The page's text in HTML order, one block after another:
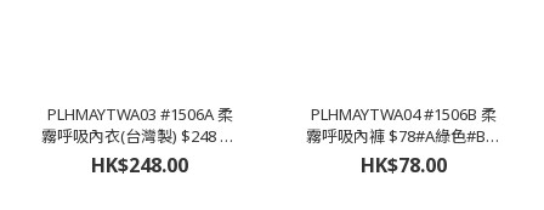
PLHMAYTWA03 #1506A 柔
霧呼吸內衣(台灣製) $248 #A
綠色#B藍色#C芋頭#D膚色
#32-46 D-H罩杯
HK$248.00
PLHMAYTWA04 #1506B 柔
霧呼吸內褲 $78#A綠色#B藍
色#C芋頭#D膚色 #M (22-28
吋) #L (24-30吋) #XL (26-32
HK$78.00